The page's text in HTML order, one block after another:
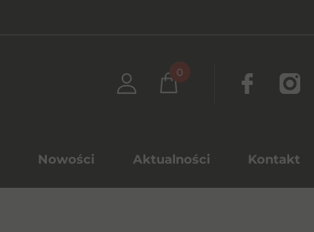
0
Nowości Aktualności Kontakt